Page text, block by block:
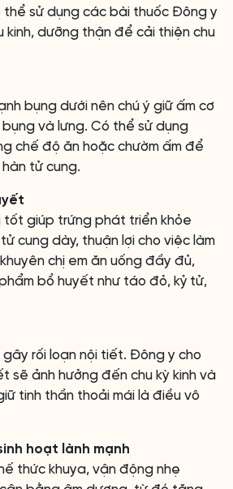
thể sử dụng các bài thuốc Đông y
kinh, dưỡng thận để cải thiện chu
bụng dưới nên chú ý giữ ấm cơ
và lưng. Có thể sử dụng
chế độ ăn hoặc chườm ấm để
tử cung.
tốt giúp trứng phát triển khỏe
cung dày, thuận lợi cho việc làm
chị em ăn uống đầy đủ,
bổ huyết như táo đỏ, kỷ tử,
gây rối loạn nội tiết. Đông y cho
sẽ ảnh hưởng đến chu kỳ kinh và
tinh thần thoải mái là điều vô
hoạt lành mạnh
thức khuya, vận động nhẹ